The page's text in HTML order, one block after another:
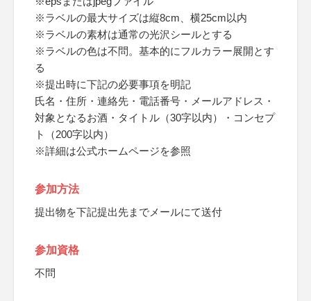
※ラベルの最大サイズは縦8cm、横25cm以内
※ラベルの素材は通常の光沢シールとする
※ラベルの色は不問。基本的にフルカラー展開とす
る
※提出時に下記の必要事項を明記
氏名・住所・連絡先・電話番号・メールアドレス・
対象となるお酒・タイトル（30字以内）・コンセプ
ト（200字以内）
※詳細は公式ホームページを参照
参加方法
提出物を下記提出先までメールにて送付
参加資格
不問